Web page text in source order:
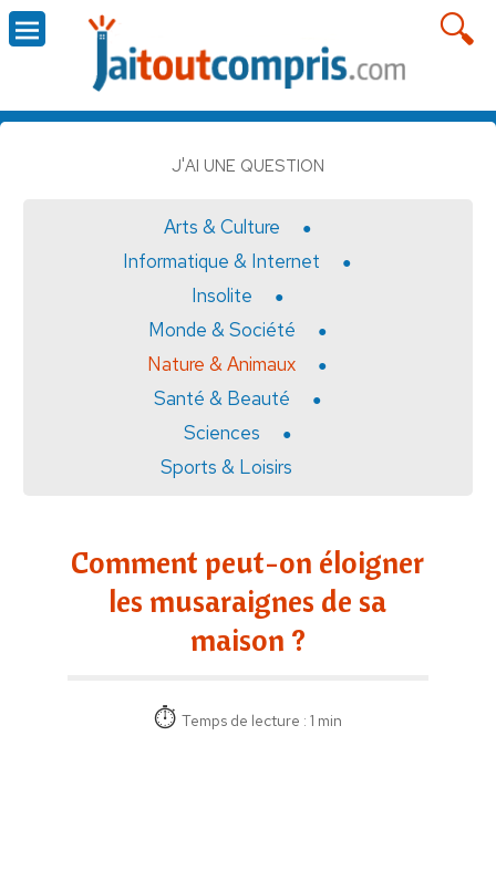
J'AI UNE QUESTION
Arts & Culture
Informatique & Internet
Insolite
Monde & Société
Nature & Animaux
Santé & Beauté
Sciences
Sports & Loisirs
Comment peut-on éloigner
les musaraignes de sa
maison ?
Temps de lecture : 1 min